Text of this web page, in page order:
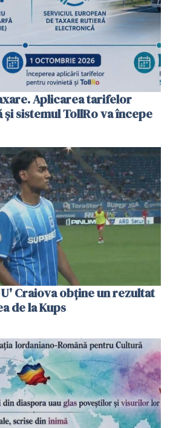
Aplicarea tarifelor
sistemul TollRo va începe
Craiova obține un rezultat
de la Kups